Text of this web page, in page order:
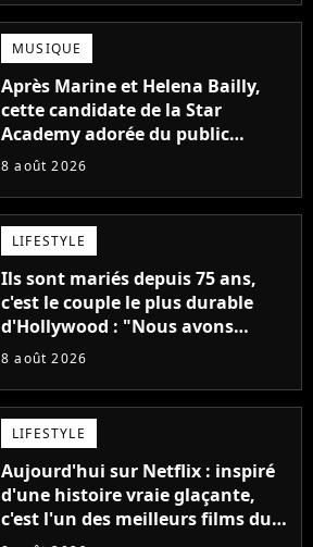
MUSIQUE
Après Marine et Helena Bailly,
cette candidate de la Star
Academy adorée du public
annonce son premier album,
8 août 2026
LIFESTYLE
Ils sont mariés depuis 75 ans,
c'est le couple le plus durable
d'Hollywood : "Nous avons
avancé jour après jour, et les
décennies"
8 août 2026
LIFESTYLE
Aujourd'hui sur Netflix : inspiré
d'une histoire vraie glaçante,
c'est l'un des meilleurs films du